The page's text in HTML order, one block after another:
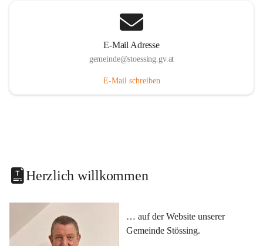
E-Mail Adresse
gemeinde@stoessing.gv.at
E-Mail schreiben
Herzlich willkommen
… auf der Website unserer
Gemeinde Stössing.